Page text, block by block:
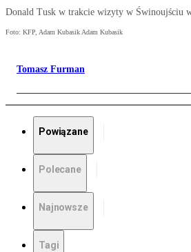
Donald Tusk w trakcie wizyty w Świnoujściu
Foto: KFP, Adam Kubasik Adam Kubasik
Tomasz Furman
Powiązane
Polecane
Najnowsze
Tagi